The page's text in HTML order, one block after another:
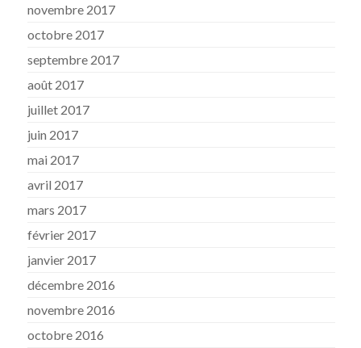
novembre 2017
octobre 2017
septembre 2017
août 2017
juillet 2017
juin 2017
mai 2017
avril 2017
mars 2017
février 2017
janvier 2017
décembre 2016
novembre 2016
octobre 2016